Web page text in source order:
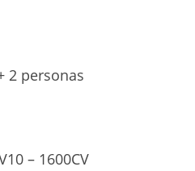
2 personas
– 1600CV